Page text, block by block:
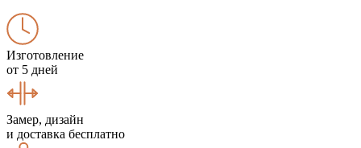
Изготовление
от 5 дней
Замер, дизайн
и доставка бесплатно